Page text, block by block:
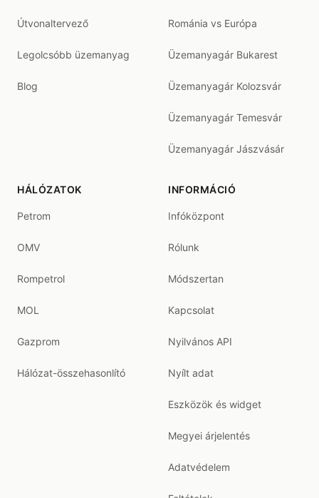
Útvonaltervező
Legolcsóbb üzemanyag
Blog
Románia vs Európa
Üzemanyagár Bukarest
Üzemanyagár Kolozsvár
Üzemanyagár Temesvár
Üzemanyagár Jászvásár
HÁLÓZATOK
Petrom
OMV
Rompetrol
MOL
Gazprom
Hálózat-összehasonlító
INFORMÁCIÓ
Infóközpont
Rólunk
Módszertan
Kapcsolat
Nyilvános API
Nyílt adat
Eszközök és widget
Megyei árjelentés
Adatvédelem